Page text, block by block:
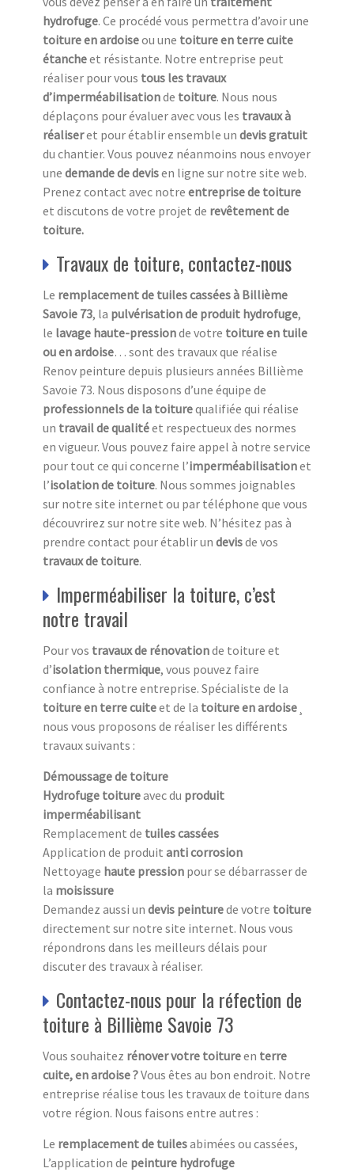
hydrofuge. Ce procédé vous permettra d’avoir une
toiture en ardoiseou une toiture en terre cuite
étancheet résistante. Notre entreprise peut
réaliser pour vous tous les travaux
d’imperméabilisationde toiture. Nous nous
déplaçons pour évaluer avec vous les travaux à
réaliseret pour établir ensemble un devis gratuit
du chantier. Vous pouvez néanmoins nous envoyer
une demande de devisen ligne sur notre site web.
Prenez contact avec notre entreprise de toiture
et discutons de votre projet de revêtement de
toiture.
Travaux de toiture, contactez-nous
Le remplacement de tuiles cassées à Billième
Savoie 73, la pulvérisation de produit hydrofuge,
le lavage haute-pressionde votre toiture en tuile
ou en ardoise… sont des travaux que réalise
Renov peinture depuis plusieurs années Billième
Savoie 73. Nous disposons d’une équipe de
professionnels de la toiturequalifiée qui réalise
un travail de qualitéet respectueux des normes
en vigueur. Vous pouvez faire appel à notre service
pour tout ce qui concerne l’imperméabilisationet
l’isolationde toiture. Nous sommes joignables
sur notre site internet ou par téléphone que vous
découvrirez sur notre site web. N’hésitez pas à
prendre contact pour établir un devisde vos
travaux de toiture.
Imperméabiliser la toiture, c’est
notre travail
Pour vos travaux de rénovationde toiture et
d’isolation thermique, vous pouvez faire
confiance à notre entreprise. Spécialiste de la
toiture en terre cuiteet de la toiture en ardoise
nous vous proposons de réaliser les différents
travaux suivants :
Démoussage de toiture
Hydrofuge toitureavec du produit
imperméabilisant
Remplacement de tuiles cassées
Application de produit anti corrosion
Nettoyage haute pression pour se débarrasser de
la moisissure
Demandez aussi un devis peinturede votre toiture
directement sur notre site internet. Nous vous
répondrons dans les meilleurs délais pour
discuter des travaux à réaliser.
Contactez-nous pour la réfection de
toiture à Billième Savoie 73
Vous souhaitez rénover votre toitureen terre
cuite, en ardoise ?Vous êtes au bon endroit. Notre
entreprise réalise tous les travaux de toiture dans
votre région. Nous faisons entre autres :
Le remplacement de tuilesabimées ou cassées,
L’application de peinture hydrofuge